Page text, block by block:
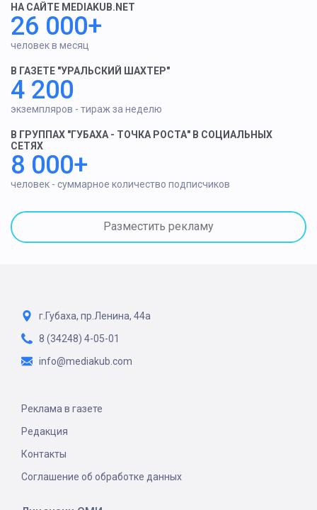
НА САЙТЕ MEDIAKUB.NET
26 000+
человек в месяц
В ГАЗЕТЕ "УРАЛЬСКИЙ ШАХТЕР"
4 200
экземпляров - тираж за неделю
В ГРУППАХ "ГУБАХА - ТОЧКА РОСТА" В СОЦИАЛЬНЫХ
СЕТЯХ
8 000+
человек - суммарное количество подписчиков
Разместить рекламу
г.Губаха, пр.Ленина, 44а
8 (34248) 4-05-01
info@mediakub.com
Реклама в газете
Редакция
Контакты
Соглашение об обработке данных